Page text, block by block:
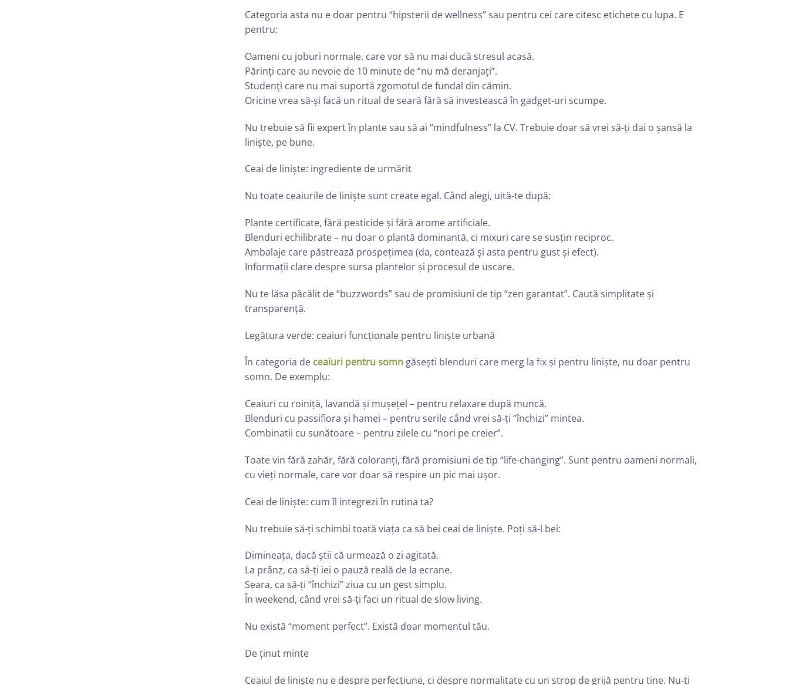
Categoria asta nu e doar pentru “hipsterii de wellness” sau pentru cei care citesc etichete cu lupa. E
pentru:
Oameni cu joburi normale, care vor să nu mai ducă stresul acasă.
Părinți care au nevoie de 10 minute de “nu mă deranjați”.
Studenți care nu mai suportă zgomotul de fundal din cămin.
Oricine vrea să-și facă un ritual de seară fără să investească în gadget-uri scumpe.
Nu trebuie să fii expert în plante sau să ai “mindfulness” la CV. Trebuie doar să vrei să-ți dai o șansă la
liniște, pe bune.
Ceai de liniște: ingrediente de urmărit
Nu toate ceaiurile de liniște sunt create egal. Când alegi, uită-te după:
Plante certificate, fără pesticide și fără arome artificiale.
Blenduri echilibrate – nu doar o plantă dominantă, ci mixuri care se susțin reciproc.
Ambalaje care păstrează prospețimea (da, contează și asta pentru gust și efect).
Informații clare despre sursa plantelor și procesul de uscare.
Nu te lăsa păcălit de “buzzwords” sau de promisiuni de tip “zen garantat”. Caută simplitate și
transparență.
Legătura verde: ceaiuri funcționale pentru liniște urbană
În categoria de ceaiuri pentru somngăsești blenduri care merg la fix și pentru liniște, nu doar pentru
somn. De exemplu:
Ceaiuri cu roiniță, lavandă și mușețel – pentru relaxare după muncă.
Blenduri cu passiflora și hamei – pentru serile când vrei să-ți “închizi” mintea.
Combinatii cu sunătoare – pentru zilele cu “nori pe creier”.
Toate vin fără zahăr, fără coloranți, fără promisiuni de tip “life-changing”. Sunt pentru oameni normali,
cu vieți normale, care vor doar să respire un pic mai ușor.
Ceai de liniște: cum îl integrezi în rutina ta?
Nu trebuie să-ți schimbi toată viața ca să bei ceai de liniște. Poți să-l bei:
Dimineața, dacă știi că urmează o zi agitată.
La prânz, ca să-ți iei o pauză reală de la ecrane.
Seara, ca să-ți “închizi” ziua cu un gest simplu.
În weekend, când vrei să-ți faci un ritual de slow living.
Nu există “moment perfect”. Există doar momentul tău.
De ținut minte
Ceaiul de liniște nu e despre perfecțiune, ci despre normalitate cu un strop de grijă pentru tine. Nu-ți